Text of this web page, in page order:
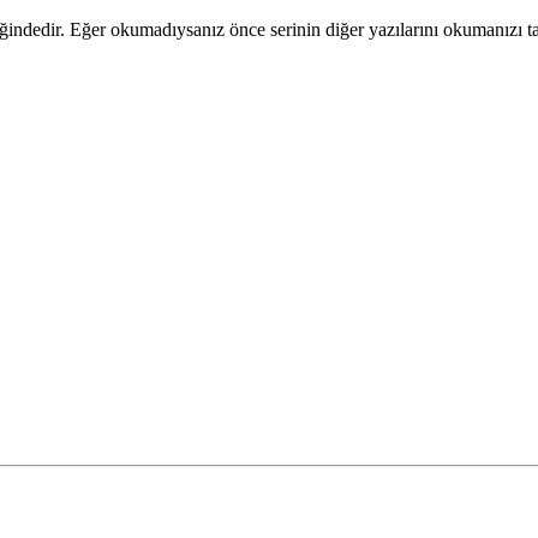
Eğer okumadıysanız önce serinin diğer yazılarını okumanızı